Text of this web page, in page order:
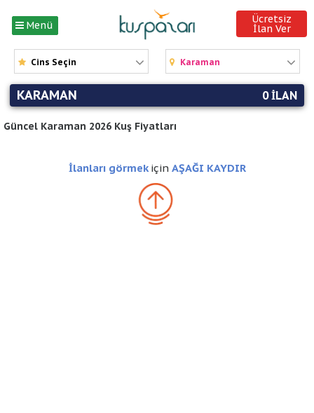
Menü Ücretsiz
İlan Ver
Cins Seçin Karaman
KARAMAN 0 ILAN
Güncel Karaman 2026 Kuş Fiyatları
İlanları görmekiçin AŞAĞI KAYDIR